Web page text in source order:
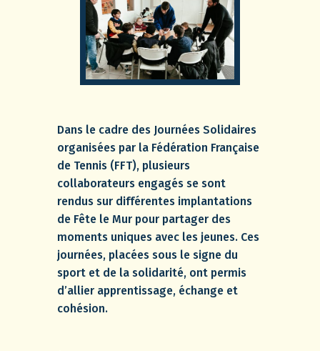
Dans le cadre des Journées Solidaires
organisées par la Fédération Française
de Tennis (FFT), plusieurs
collaborateurs engagés se sont
rendus sur différentes implantations
de Fête le Mur pour partager des
moments uniques avec les jeunes. Ces
journées, placées sous le signe du
sport et de la solidarité, ont permis
d’allier apprentissage, échange et
cohésion.